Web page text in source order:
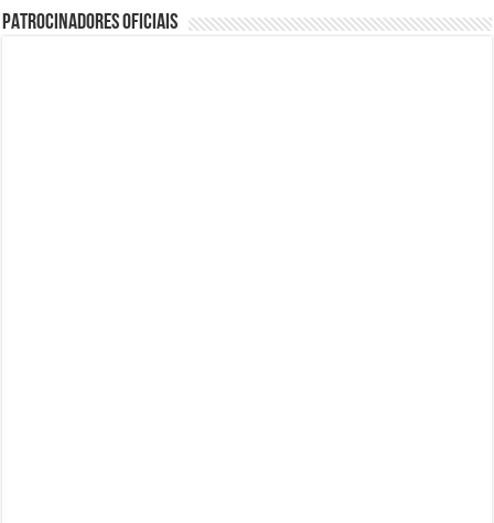
PATROCINADORES OFICIAIS